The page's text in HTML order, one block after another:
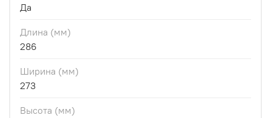
Да
Длина (мм)
286
Ширина (мм)
273
Высота (мм)